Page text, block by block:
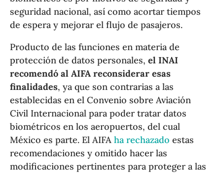
seguridad nacional, así como acortar tiempos
de espera y mejorar el flujo de pasajeros.
Producto de las funciones en materia de
protección de datos personales,el INAI
recomendó al AIFA reconsiderar esas
finalidades, ya que son contrarias a las
establecidas en el Convenio sobre Aviación
Civil Internacional para poder tratar datos
biométricos en los aeropuertos, del cual
México es parte. El AIFAha rechazado estas
recomendaciones y omitido hacer las
modificaciones pertinentes para proteger a las